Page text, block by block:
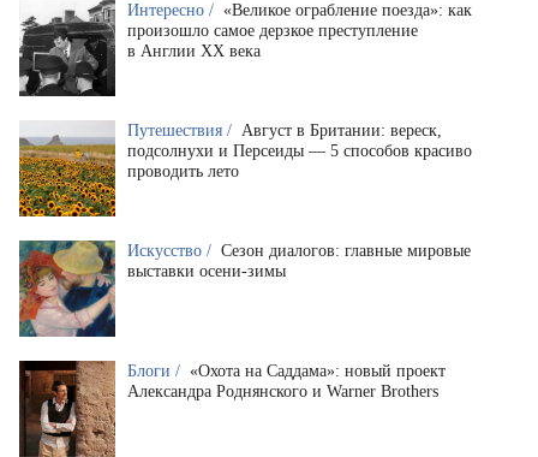
Интересно / «Великое ограбление поезда»: как
произошло самое дерзкое преступление
в Англии XX века
Путешествия / Август в Британии: вереск,
подсолнухи и Персеиды — 5 способов красиво
проводить лето
Искусство / Сезон диалогов: главные мировые
выставки осени-зимы
Блоги / «Охота на Саддама»: новый проект
Александра Роднянского и Warner Brothers